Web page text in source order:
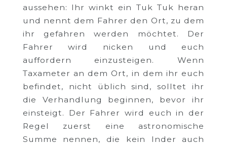
aussehen: Ihr winkt ein Tuk Tuk heran
und nennt dem Fahrer den Ort, zu dem
ihr gefahren werden möchtet. Der
Fahrer wird nicken und euch
auffordern einzusteigen. Wenn
Taxameter an dem Ort, in dem ihr euch
befindet, nicht üblich sind, solltet ihr
die Verhandlung beginnen, bevor ihr
einsteigt. Der Fahrer wird euch in der
Regel zuerst eine astronomische
Summe nennen, die kein Inder auch